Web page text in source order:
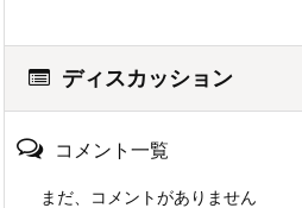
ディスカッション
コメント一覧
まだ、コメントがありません